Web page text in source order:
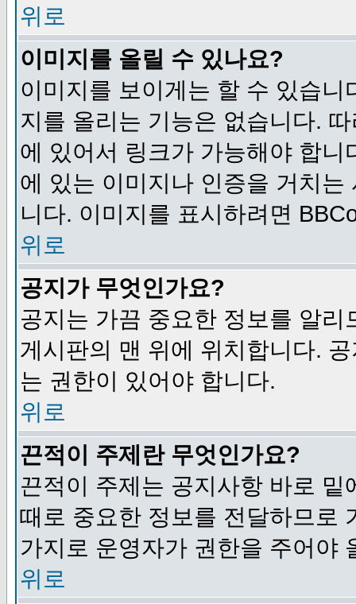
위로
이미지를 올릴 수 있나요?
이미지를 보이게는 할 수 있습
지를 올리는 기능은 없습니다.
에 있어서 링크가 가능해야 합
에 있는 이미지나 인증을 거치
니다. 이미지를 표시하려면
위로
공지가 무엇인가요?
공지는 가끔 중요한 정보를 알
게시판의 맨 위에 위치합니다.
는 권한이 있어야 합니다.
위로
끈적이 주제란 무엇인가요?
끈적이 주제는 공지사항 바로
때로 중요한 정보를 전달하므로
가지로 운영자가 권한을 주어야
위로